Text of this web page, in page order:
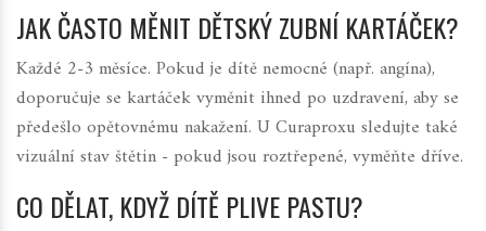
JAK ČASTO MĚNIT DĚTSKÝ ZUBNÍ KARTÁČEK?
Každé 2-3 měsíce. Pokud je dítě nemocné (např. angína),
doporučuje se kartáček vyměnit ihned po uzdravení, aby se
předešlo opětovnému nakažení. U Curaproxu sledujte také
vizuální stav štětin - pokud jsou roztřepené, vyměňte dříve.
CO DĚLAT, KDYŽ DÍTĚ PLIVE PASTU?